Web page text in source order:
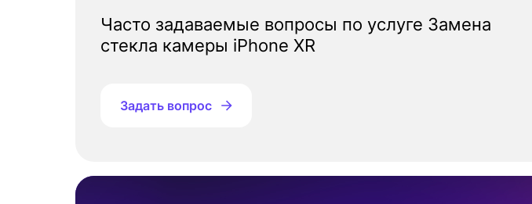
Часто задаваемые вопросы по услуге Замена
стекла камеры iPhone XR
Задать вопрос